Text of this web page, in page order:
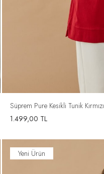
Süprem Pure Kesikli Tunik Kırmızı
1.499,00 TL
Yeni Ürün